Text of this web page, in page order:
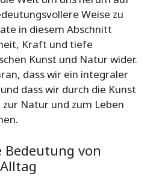
Weise zu
in diesem Abschnitt
Kraft und tiefe
Kunst und Natur wider.
dass wir ein integraler
dass wir durch die Kunst
Natur und zum Leben
von